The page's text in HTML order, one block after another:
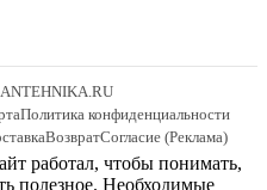
Политика конфиденциальности
ВозвратСогласие (Реклама)
работал, чтобы понимать,
полезное. Необходимые